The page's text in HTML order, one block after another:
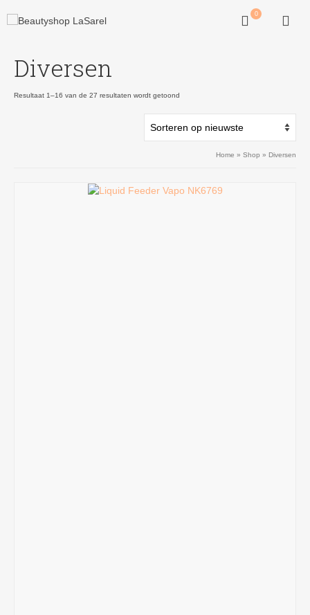
0
Diversen
Resultaat 1–16 van de 27 resultaten wordt getoond
Home » Shop » Diversen